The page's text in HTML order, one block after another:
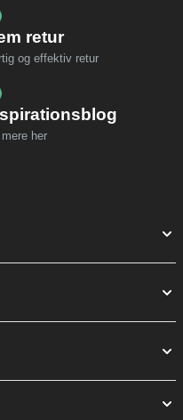
retur
og effektiv retur
her